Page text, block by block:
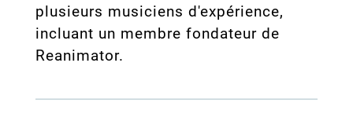
plusieurs musiciens d'expérience,
incluant un membre fondateur de
Reanimator.